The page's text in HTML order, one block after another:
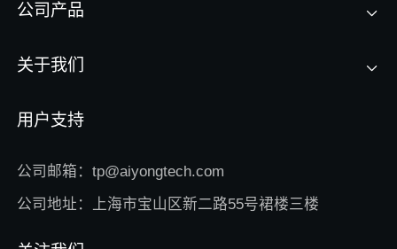
公司产品
关于我们
用户支持
公司邮箱：tp@aiyongtech.com
公司地址：上海市宝山区新二路55号裙楼三楼